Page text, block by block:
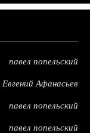
павел попельский
Евгений Афанасьев
павел попельский
павел попельский